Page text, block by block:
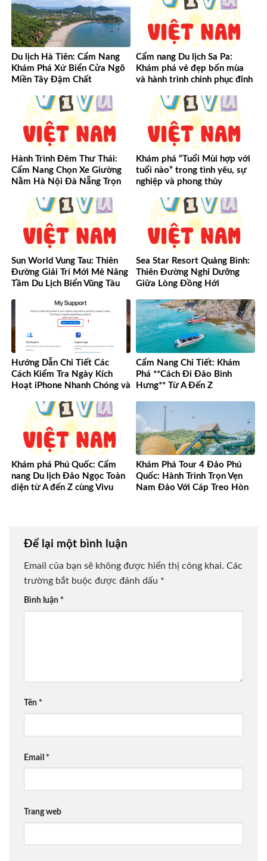
Du lịch Hà Tiên: Cẩm Nang
Khám Phá Xứ Biển Cửa Ngõ
Miền Tây Đậm Chất
Cẩm nang Du lịch Sa Pa:
Khám phá vẻ đẹp bốn mùa
và hành trình chinh phục đỉnh
Hành Trình Đêm Thư Thái:
Cẩm Nang Chọn Xe Giường
Nằm Hà Nội Đà Nẵng Trọn
Khám phá “Tuổi Mùi hợp với
tuổi nào” trong tình yêu, sự
nghiệp và phong thủy
Sun World Vung Tau: Thiên
Đường Giải Trí Mới Mẻ Nâng
Tầm Du Lịch Biển Vũng Tàu
Sea Star Resort Quảng Bình:
Thiên Đường Nghỉ Dưỡng
Giữa Lòng Đồng Hới
Hướng Dẫn Chi Tiết Các
Cách Kiểm Tra Ngày Kích
Hoạt iPhone Nhanh Chóng và
Cẩm Nang Chi Tiết: Khám
Phá **Cách Đi Đảo Bình
Hưng** Từ A Đến Z
Khám phá Phú Quốc: Cẩm
nang Du lịch Đảo Ngọc Toàn
diện từ A đến Z cùng Vivu
Khám Phá Tour 4 Đảo Phú
Quốc: Hành Trình Trọn Vẹn
Nam Đảo Với Cáp Treo Hòn
Để lại một bình luận
Email của bạn sẽ không được hiển thị công khai. Các
trường bắt buộc được đánh dấu *
Bình luận *
Tên *
Email *
Trang web